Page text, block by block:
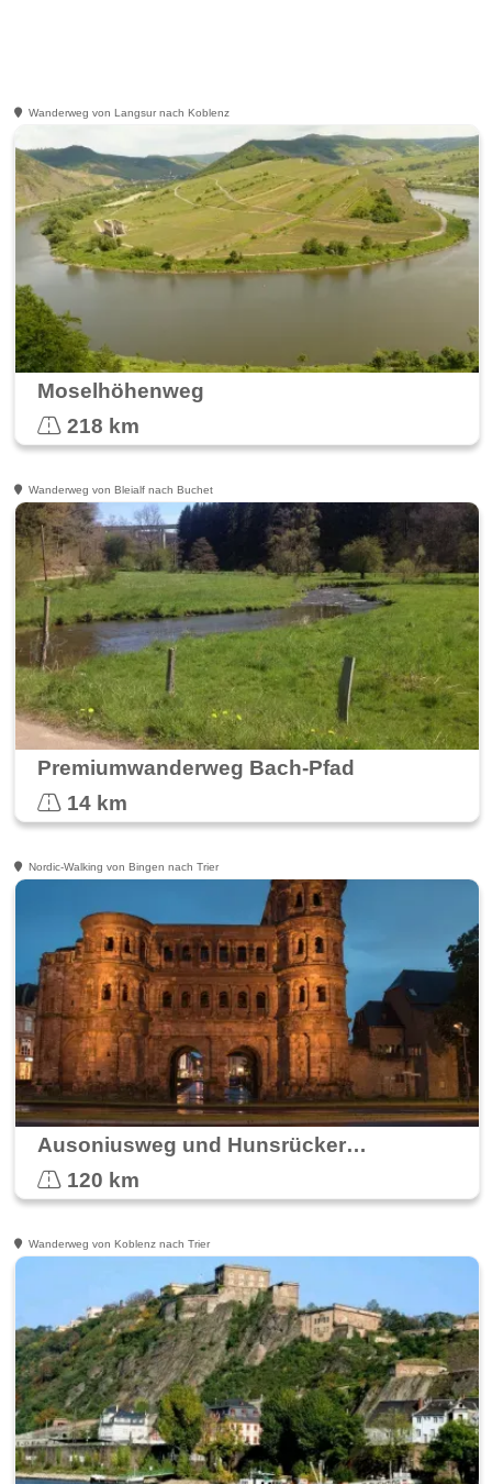
Wanderweg von Langsur nach Koblenz
Moselhöhenweg
218 km
Wanderweg von Bleialf nach Buchet
Premiumwanderweg Bach-Pfad
14 km
Nordic-Walking von Bingen nach Trier
Ausoniusweg und Hunsrücker Jakobsweg
120 km
Wanderweg von Koblenz nach Trier